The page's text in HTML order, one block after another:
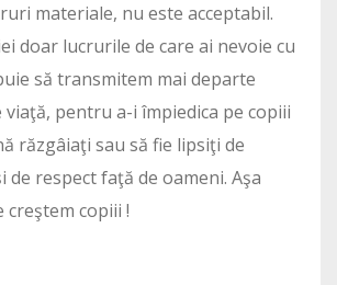
materiale, nu este acceptabil.
doar lucrurile de care ai nevoie cu
să transmitem mai departe
viaţă, pentru a-i împiedica pe copiii
răzgâiaţi sau să fie lipsiţi de
de respect faţă de oameni. Aşa
creştem copiii !